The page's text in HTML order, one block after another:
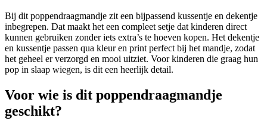
Bij dit poppendraagmandje zit een bijpassend kussentje en dekentje
inbegrepen. Dat maakt het een compleet setje dat kinderen direct
kunnen gebruiken zonder iets extra’s te hoeven kopen. Het dekentje
en kussentje passen qua kleur en print perfect bij het mandje, zodat
het geheel er verzorgd en mooi uitziet. Voor kinderen die graag hun
pop in slaap wiegen, is dit een heerlijk detail.
Voor wie is dit poppendraagmandje
geschikt?